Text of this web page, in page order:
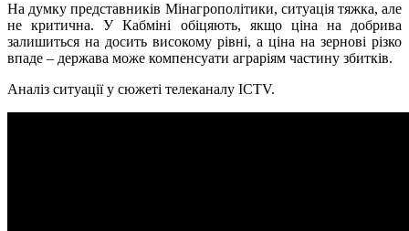
На думку представників Мінагрополітики, ситуація тяжка, але
не критична. У Кабміні обіцяють, якщо ціна на добрива
залишиться на досить високому рівні, а ціна на зернові різко
впаде – держава може компенсуати аграріям частину збитків.
Аналіз ситуації у сюжеті телеканалу ICTV.